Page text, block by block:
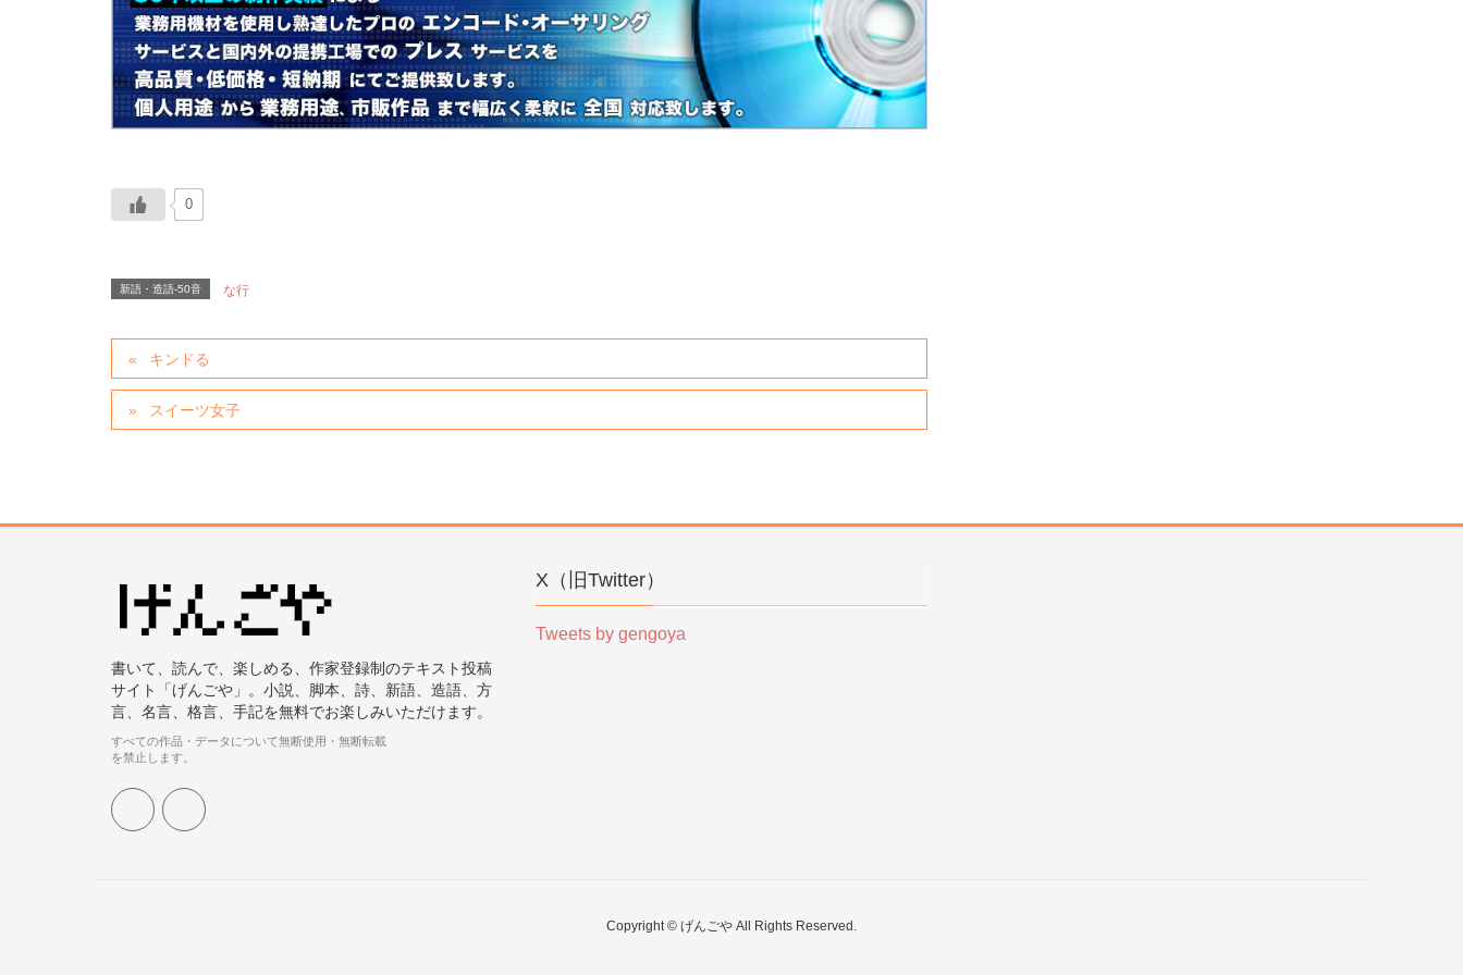
0
新語・造語-50音 な行
キンドる
スイーツ女子
書いて、読んで、楽しめる、作家登録制のテキスト投稿
サイト「げんごや」。小説、脚本、詩、新語、造語、方
言、名言、格言、手記を無料でお楽しみいただけます。
すべての作品・データについて無断使用・無断転載
を禁止します。
X（旧Twitter）
Tweets by gengoya
Copyright © げんごや All Rights Reserved.